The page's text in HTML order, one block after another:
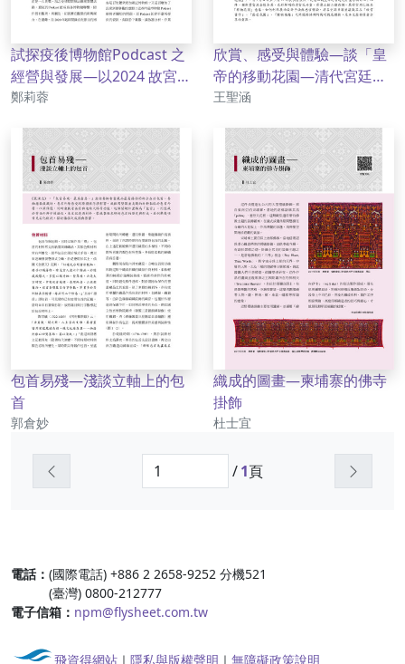
試探疫後博物館Podcast 之
經營與發展—以2024 故宮
「宮說宮有理」節目聽眾調
作者
鄭莉蓉
欣賞、感受與體驗—談「皇
帝的移動花園—清代宮廷花
卉畫」的展示設計
作者
王聖涵
包首易殘—淺談立軸上的包
首
作者
郭倉妙
織成的圖畫—柬埔寨的佛寺
掛飾
作者
杜士宜
/1頁
電話： (國際電話) +886 2 2658-9252 分機521
(臺灣) 0800-212777
電子信箱： npm@flysheet.com.tw
飛資得網站 ｜ 隱私與版權聲明 ｜ 無障礙政策說明